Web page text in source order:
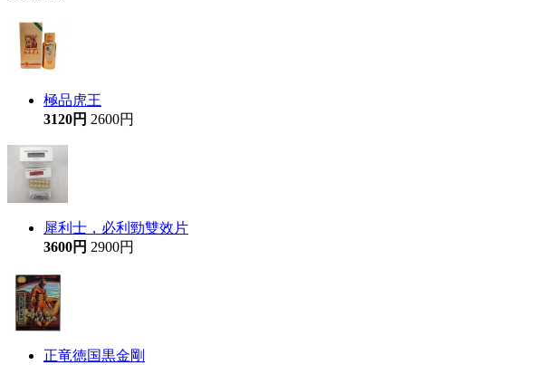
極品虎王
3120円 2600円
犀利士，必利勁雙效片
3600円 2900円
正竜徳国黒金剛